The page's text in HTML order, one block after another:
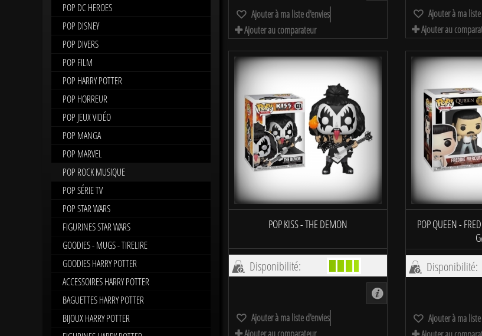
POP DC HEROES
POP DISNEY
POP DIVERS
POP FILM
POP HARRY POTTER
POP HORREUR
POP JEUX VIDÉO
POP MANGA
POP MARVEL
POP ROCK MUSIQUE
POP SÉRIE TV
POP STAR WARS
FIGURINES STAR WARS
GOODIES - MUGS - TIRELIRE
GOODIES HARRY POTTER
ACCESSOIRES HARRY POTTER
BAGUETTES HARRY POTTER
BIJOUX HARRY POTTER
Ajouter à ma liste d'envies
Ajouter au comparateur
Ajouter à ma
Ajouter au
POP KISS - THE DEMON
Disponibilité:
Ajouter à ma liste d'envies
POP QUEEN -
Disponibilité:
Ajouter à ma